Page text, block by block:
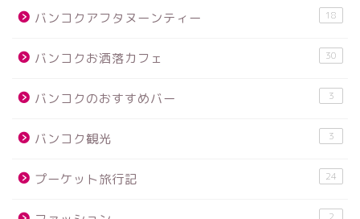
バンコクアフタヌーンティー 18
バンコクお洒落カフェ 30
バンコクのおすすめバー 3
バンコク観光 3
プーケット旅行記 24
2